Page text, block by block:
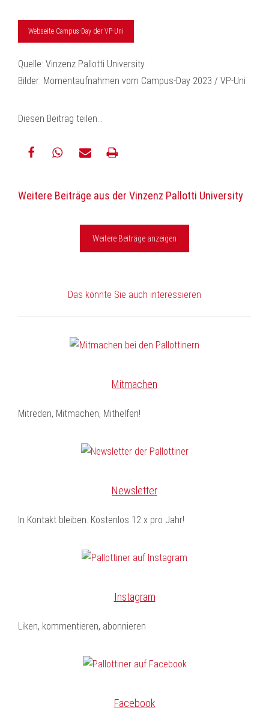
Webseite Campus-Day der VP-Uni
Quelle: Vinzenz Pallotti University
Bilder: Momentaufnahmen vom Campus-Day 2023 / VP-Uni
Diesen Beitrag teilen…
Mail
Weitere Beiträge aus der Vinzenz Pallotti University
Weitere Beiträge anzeigen
Das könnte Sie auch interessieren
Mitmachen
Mitreden, Mitmachen, Mithelfen!
Newsletter
In Kontakt bleiben. Kostenlos 12 x pro Jahr!
Instagram
Liken, kommentieren, abonnieren
Facebook